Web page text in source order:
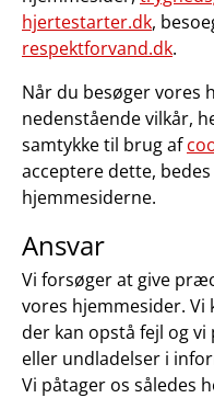
hjertestarter.dk,
respektforvand.dk.
Når du besøger vores
nedenstående vilkår,
samtykke til brug af
acceptere dette,
hjemmesiderne.
Ansvar
Vi forsøger at give
vores hjemmesider. Vi
der kan opstå fejl og
eller undladelser i
Vi påtager os således